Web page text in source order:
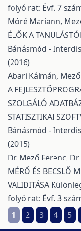
folyóirat: Évf. 7
Móré Mariann,
ÉLŐK A
Bánásmód -
(2016)
Abari Kálmán,
A
SZOLGÁLÓ
STATISZTIKAI
Bánásmód -
(2015)
Dr. Mező Ferenc,
MÉRŐ ÉS BECSLŐ
VALIDITÁSA
folyóirat: Évf. 3
1
2 3 4 5